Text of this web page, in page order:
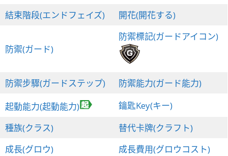
結束階段(エンドフェイズ) 開花(開花する)
防禦(ガード)
防禦標記(ガードアイコン)
防禦步驟(ガードステップ)
防禦能力(ガード能力)
起動能力(起動能力)
鑰匙Key(キー)
種族(クラス)
替代卡牌(クラフト)
成長(グロウ)
成長費用(グロウコスト)